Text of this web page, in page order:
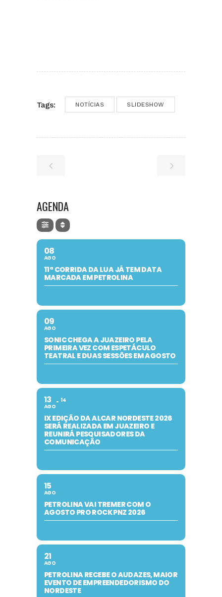
Tags: NOTÍCIAS SLIDESHOW
AGENDA
08
AGO
11ª CORRIDA DA LUA JÁ TEM DATA
MARCADA EM PETROLINA
09
AGO
SONIC CHEGA A JUAZEIRO PELA
PRIMEIRA VEZ COM ESPETÁCULO
TEATRAL E DUAS SESSÕES EM AGOSTO
13
AGO
14
IX EDIÇÃO DA ALCAR NORDESTE 2026
SERÁ REALIZADA EM JUAZEIRO E
REUNIRÁ PESQUISADORES DA
COMUNICAÇÃO
15
AGO
PETROLINA VAI TREMER COM O
AGOSTO PRO ROCK PNZ 2026
21
AGO
PETROLINA RECEBE O AUDAZES, MAIOR
EVENTO DE EMPREENDEDORISMO DO
NORDESTE